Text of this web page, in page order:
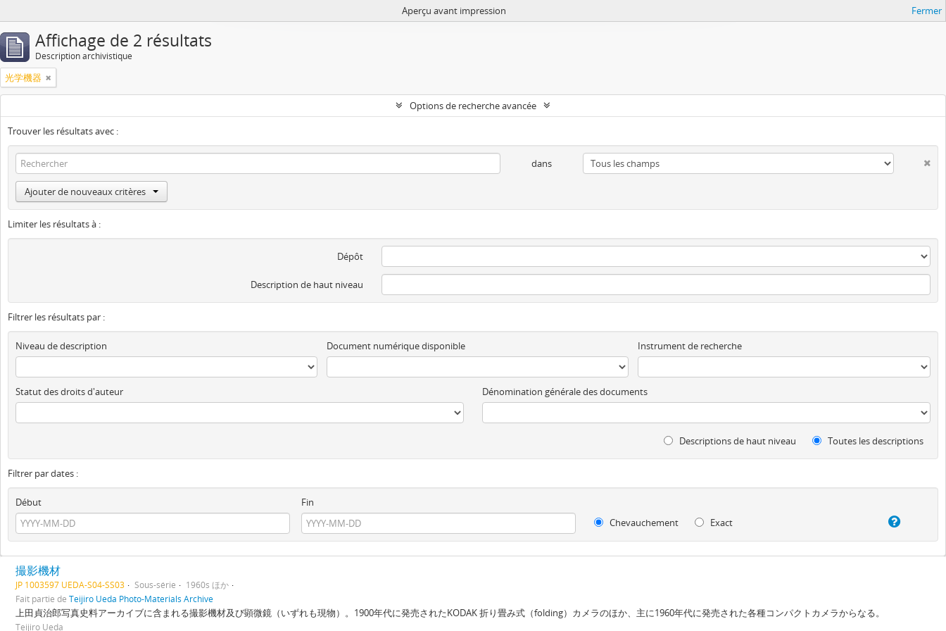
Aperçu avant impression Fermer
Affichage de 2 résultats
Description archivistique
光学機器
Options de recherche avancée
Trouver les résultats avec :
dans
Ajouter de nouveaux critères
Limiter les résultats à :
Dépôt
Description de haut niveau
Filtrer les résultats par :
Niveau de description Document numérique disponible Instrument de recherche
Statut des droits d'auteur Dénomination générale des documents
Descriptions de haut niveau Toutes les descriptions
Filtrer par dates :
Début
Fin
Chevauchement
Exact
撮影機材
JP 1003597 UEDA-S04-SS03 Sous-série
1960s ほか
Fait partie de Teijiro Ueda Photo-Materials Archive
上田貞治郎写真史料アーカイブに含まれる撮影機材及び顕微鏡（いずれも現物）。1900年代に発売されたKODAK 折り畳み式（folding）カメラのほか、主に1960年代に発売された各種コンパクトカメラからなる。
Teijiro Ueda